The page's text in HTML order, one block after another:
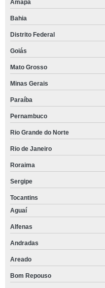
Amapá
Bahia
Distrito Federal
Goiás
Mato Grosso
Minas Gerais
Paraíba
Pernambuco
Rio Grande do Norte
Rio de Janeiro
Roraima
Sergipe
Tocantins
Aguaí
Alfenas
Andradas
Areado
Bom Repouso